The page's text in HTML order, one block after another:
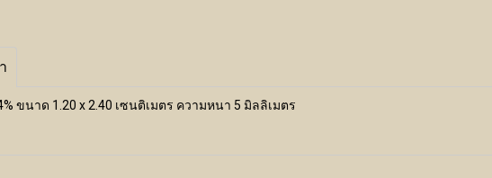
ขนาด 1.20 x 2.40 เซนติเมตร ความหนา 5 มิลลิเมตร